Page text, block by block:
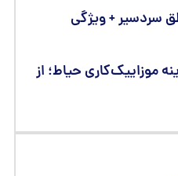
سردسیر + ویژگی
موزاییک‌کاری حیاط؛ از